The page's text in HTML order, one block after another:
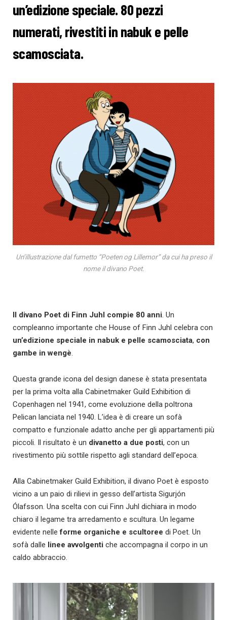
un’edizione speciale. 80 pezzi
numerati, rivestiti in nabuk e pelle
scamosciata.
Un’illustrazione dal fumetto “Poeten og Lillemor” da cui ha preso il
nome il divano Poet.
Il divano Poet di Finn Juhl compie 80 anni. Un
compleanno importante che House of Finn Juhl celebra con
un’edizione speciale in nabuk e pelle scamosciata, con
gambe in wengè.
Questa grande icona del design danese è stata presentata
per la prima volta alla Cabinetmaker Guild Exhibition di
Copenhagen nel 1941, come evoluzione della poltrona
Pelican lanciata nel 1940. L’idea è di creare un sofà
compatto e funzionale adatto anche per gli appartamenti più
piccoli. Il risultato è un divanetto a due posti, con un
rivestimento più sottile rispetto agli standard dell’epoca.
Alla Cabinetmaker Guild Exhibition, il divano Poet è esposto
vicino a un paio di rilievi in gesso dell’artista Sigurjón
Ólafsson. Una scelta con cui Finn Juhl dichiara in modo
chiaro il legame tra arredamento e scultura. Un legame
evidente nelleforme organiche e scultoree di Poet. Un
sofà dalle linee avvolgenti che accompagna il corpo in un
caldo abbraccio.